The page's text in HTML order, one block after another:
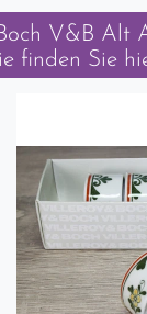
V&B Alt
finden Sie